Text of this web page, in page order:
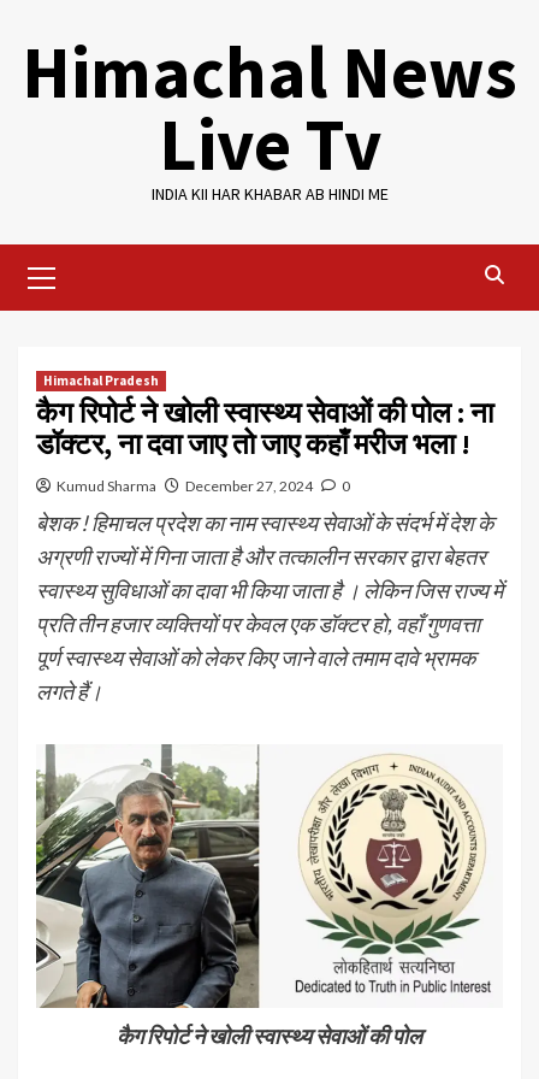
contentHimachal News
Live Tv
INDIA KII HAR KHABAR AB HINDI ME
Menu
Himachal Pradesh
कैग रिपोर्ट ने खोली स्वास्थ्य सेवाओं की पोल : ना
डॉक्टर, ना दवा जाए तो जाए कहाँ मरीज भला !
Kumud Sharma December 27, 2024 0
बेशक ! हिमाचल प्रदेश का नाम स्वास्थ्य सेवाओं के संदर्भ में देश के
अग्रणी राज्यों में गिना जाता है और तत्कालीन सरकार द्वारा बेहतर
स्वास्थ्य सुविधाओं का दावा भी किया जाता है । लेकिन जिस राज्य में
प्रति तीन हजार व्यक्तियों पर केवल एक डॉक्टर हो, वहाँ गुणवत्ता
पूर्ण स्वास्थ्य सेवाओं को लेकर किए जाने वाले तमाम दावे भ्रामक
लगते हैं।
कैग रिपोर्ट ने खोली स्वास्थ्य सेवाओं की पोल